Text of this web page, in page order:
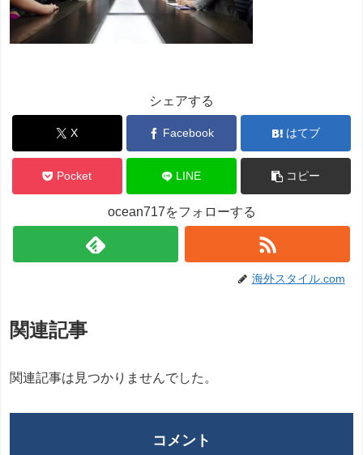
シェアする
X Facebook はてブ
Pocket LINE コピー
ocean717をフォローする
海外スタイル.com
関連記事
関連記事は見つかりませんでした。
コメント